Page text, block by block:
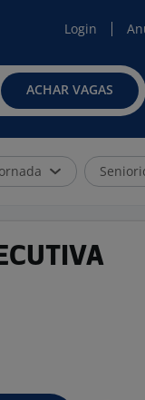
Login
ACHAR VAGAS